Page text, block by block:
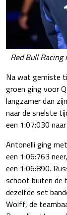
Red Bull
Na wat gemiste
groen ging voor
langzamer dan
naar de snelste
een 1:07:030
Antonelli ging
een 1:06:763
een 1:06:890.
schoot buiten de
dezelfde set
Wolff, de